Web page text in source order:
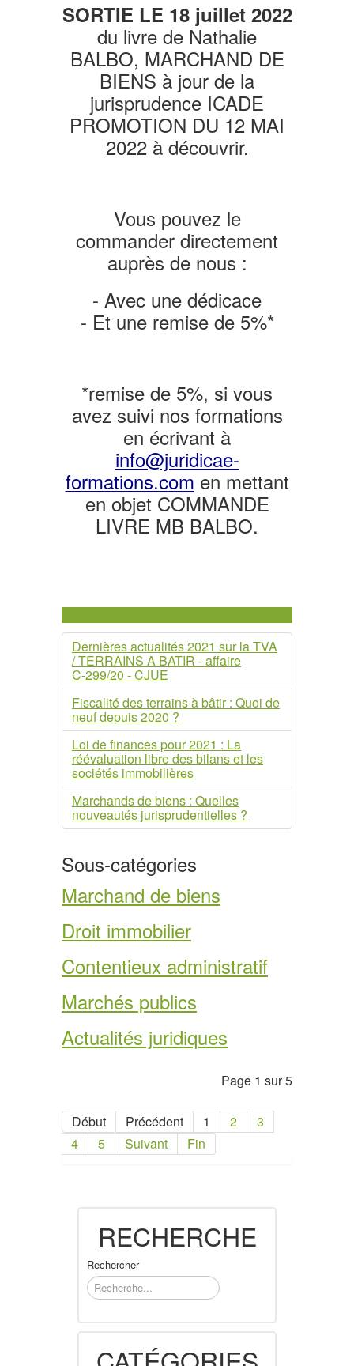
SORTIE LE 18 juillet 2022
du livre de Nathalie
BALBO, MARCHAND DE
BIENS à jour de la
jurisprudence ICADE
PROMOTION DU 12 MAI
2022 à découvrir.
Vous pouvez le
commander directement
auprès de nous :
- Avec une dédicace
- Et une remise de 5%*
*remise de 5%, si vous
avez suivi nos formations
en écrivant à
info@juridicae-
formations.com en mettant
en objet COMMANDE
LIVRE MB BALBO.
Dernières actualités 2021 sur la TVA
/ TERRAINS A BATIR - affaire
C‑299/20 - CJUE
Fiscalité des terrains à bâtir : Quoi de
neuf depuis 2020 ?
Loi de finances pour 2021 : La
réévaluation libre des bilans et les
sociétés immobilières
Marchands de biens : Quelles
nouveautés jurisprudentielles ?
Sous-catégories
Marchand de biens
Droit immobilier
Contentieux administratif
Marchés publics
Actualités juridiques
Page 1 sur 5
Début Précédent 1 2
3
4
5 Suivant Fin
RECHERCHE
Rechercher